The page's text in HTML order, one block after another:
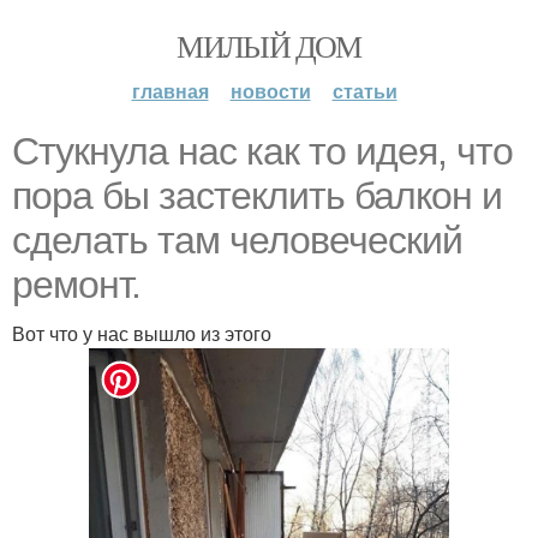
МИЛЫЙ ДОМ
главная новости статьи
Стукнула нас как то идея, что
пора бы застеклить балкон и
сделать там человеческий
ремонт.
Вот что у нас вышло из этого